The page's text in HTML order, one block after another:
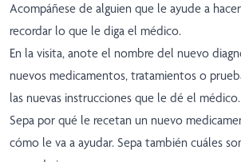
Acompáñese de alguien que le ayude a
recordar lo que le diga el médico.
En la visita, anote el nombre del nuevo
nuevos medicamentos, tratamientos o
las nuevas instrucciones que le dé el médico.
Sepa por qué le recetan un nuevo
cómo le va a ayudar. Sepa también cuáles